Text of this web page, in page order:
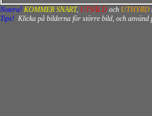
Notera! KOMMER SNART, UTSÅLD och UTHYRD
Tips! Klicka på bilderna för större bild, och